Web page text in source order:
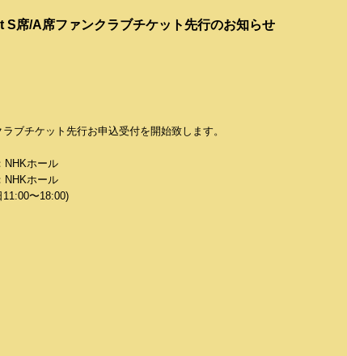
席/A席ファンクラブチケット先行のお知らせ
ブチケット先行お申込受付を開始致します。
NHKホール
NHKホール
〜18:00)